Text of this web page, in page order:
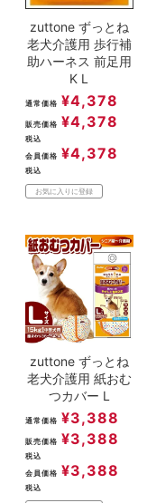
zuttone ずっとね
老犬介護用 歩行補
助ハーネス 前足用
K L
通常価格 ¥4,378
販売価格 ¥4,378
税込
会員価格 ¥4,378
税込
お気に入りに登録
zuttone ずっとね
老犬介護用 紙おむ
つカバー L
通常価格 ¥3,388
販売価格 ¥3,388
税込
会員価格 ¥3,388
税込